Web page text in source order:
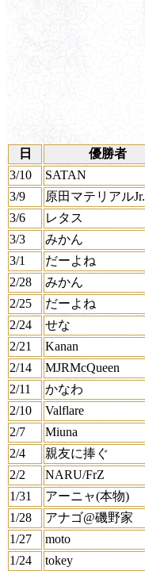
日 優勝者
3/10
SATAN
3/9
原田マテリアルJr.
3/6
レタス
3/3
みかん
3/1
だーよね
2/28
みかん
2/25
だーよね
2/24
せな
2/21
Kanan
2/14
MJRMcQueen
2/11
かなわ
2/10
Valflare
2/7
Miuna
2/4
親友に捧ぐ
2/2
NARU/FrZ
1/31
アーニャ(本物)
1/28
アナゴ@磯野家
1/27
moto
1/24
tokey